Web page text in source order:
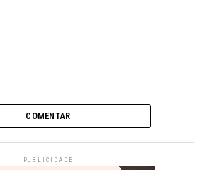
COMENTAR
PUBLICIDADE